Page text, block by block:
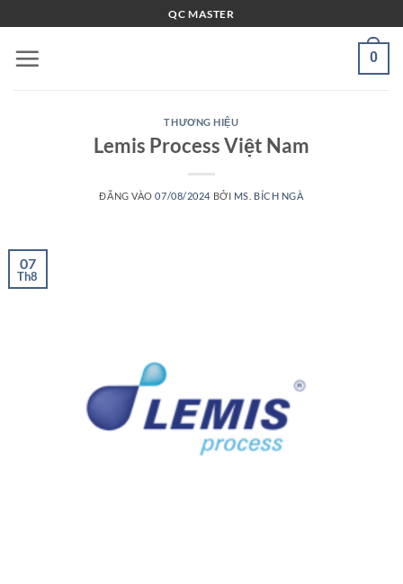
qua
nội
QC MASTER
0
THƯƠNG HIỆU
Lemis Process Việt Nam
ĐĂNG VÀO07/08/2024 BỞI MS. BÍCH NGÀ
07
Th8